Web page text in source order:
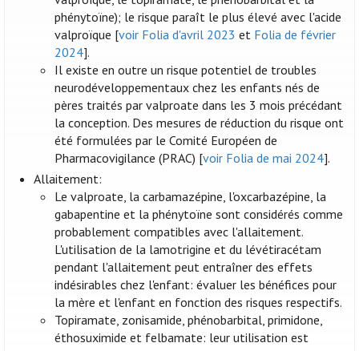
phénytoïne); le risque paraît le plus élevé avec l'acide
valproïque [voir Folia d'avril 2023 et Folia de février
2024].
Il existe en outre un risque potentiel de troubles
neurodéveloppementaux chez les enfants nés de
pères traités par valproate dans les 3 mois précédant
la conception. Des mesures de réduction du risque ont
été formulées par le Comité Européen de
Pharmacovigilance (PRAC) [voir Folia de mai 2024].
Allaitement:
Le valproate, la carbamazépine, l'oxcarbazépine, la
gabapentine et la phénytoïne sont considérés comme
probablement compatibles avec l'allaitement.
L'utilisation de la lamotrigine et du lévétiracétam
pendant l'allaitement peut entraîner des effets
indésirables chez l'enfant: évaluer les bénéfices pour
la mère et l'enfant en fonction des risques respectifs.
Topiramate, zonisamide, phénobarbital, primidone,
éthosuximide et felbamate: leur utilisation est